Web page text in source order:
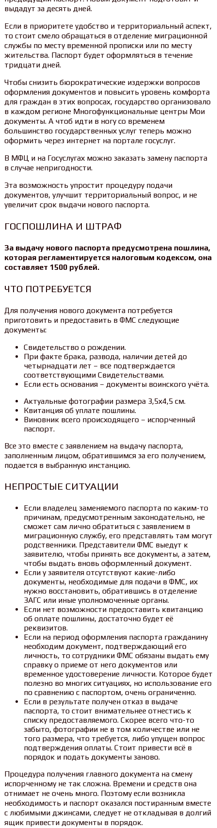
выдадут за десять дней.
Если в приоритете удобство и территориальный аспект,
то стоит смело обращаться в отделение миграционной
службы по месту временной прописки или по месту
жительства. Паспорт будет оформляться в течение
тридцати дней.
Чтобы снизить бюрократические издержки вопросов
оформления документов и повысить уровень комфорта
для граждан в этих вопросах, государство организовало
в каждом регионе Многофункциональные центры Мои
документы. А чтоб идти в ногу со временем
большинство государственных услуг теперь можно
оформить через интернет на портале госуслуг.
В МФЦ и на Госуслугах можно заказать замену паспорта
в случае непригодности.
Эта возможность упростит процедуру подачи
документов, улучшит территориальный вопрос, и не
увеличит срок выдачи нового паспорта.
ГОСПОШЛИНА И ШТРАФ
За выдачу нового паспорта предусмотрена пошлина,
которая регламентируется налоговым кодексом, она
составляет 1500 рублей.
ЧТО ПОТРЕБУЕТСЯ
Для получения нового документа потребуется
приготовить и предоставить в ФМС следующие
документы:
Свидетельство о рождении.
При факте брака, развода, наличии детей до
четырнадцати лет – все подтверждается
соответствующими Свидетельствами.
Если есть основания – документы воинского учёта.
Актуальные фотографии размера 3,5х4,5 см.
Квитанция об уплате пошлины.
Виновник всего происходящего – испорченный
паспорт.
Все это вместе с заявлением на выдачу паспорта,
заполненным лицом, обратившимся за его получением,
подается в выбранную инстанцию.
НЕПРОСТЫЕ СИТУАЦИИ
Если владелец заменяемого паспорта по каким-то
причинам, предусмотренным законодательно, не
сможет сам лично обратиться с заявлением в
миграционную службу, его представлять там могут
родственники. Представители ФМС выедут к
заявителю, чтобы принять все документы, а затем,
чтобы выдать вновь оформленный документ.
Если у заявителя отсутствуют какие-либо
документы, необходимые для подачи в ФМС, их
нужно восстановить, обратившись в отделение
ЗАГС или иные уполномоченные органы.
Если нет возможности предоставить квитанцию
об оплате пошлины, достаточно будет её
реквизитов.
Если на период оформления паспорта гражданину
необходим документ, подтверждающий его
личность, то сотрудники ФМС обязаны выдать ему
справку о приеме от него документов или
временное удостоверение личности. Которое будет
полезно во многих ситуациях, но использование его
по сравнению с паспортом, очень ограниченно.
Если в результате получен отказ в выдаче
паспорта, то стоит внимательнее отнестись к
списку предоставляемого. Скорее всего что-то
забыто, фотографии не в том количестве или не
того размера, что требуется, либо упущен вопрос
подтверждения оплаты. Стоит привести всё в
порядок и подать документы заново.
Процедура получения главного документа на смену
испорченному не так сложна. Времени и средств она
отнимает не очень много. Поэтому если возникла
необходимость и паспорт оказался постиранным вместе
с любимыми джинсами, следует не откладывая в долгий
ящик привести документы в порядок.